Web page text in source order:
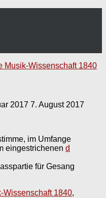
Musik-Wissenschaft 1840
2017 7. August 2017
im Umfange
eingestrichenen d
für Gesang
Wissenschaft 1840,